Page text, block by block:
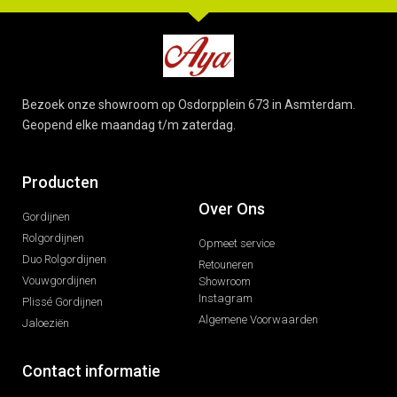
Bezoek onze showroom op Osdorpplein 673 in Asmterdam.
Geopend elke maandag t/m zaterdag.
Producten
Gordijnen
Rolgordijnen
Duo Rolgordijnen
Vouwgordijnen
Plissé Gordijnen
Jaloeziën
Over Ons
Opmeet service
Retouneren
Showroom
Instagram
Algemene Voorwaarden
Contact informatie